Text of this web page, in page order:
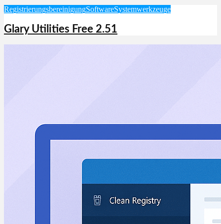
RegistrierungsbereinigungSoftwareSystemwerkzeuge
Glary Utilities Free 2.51